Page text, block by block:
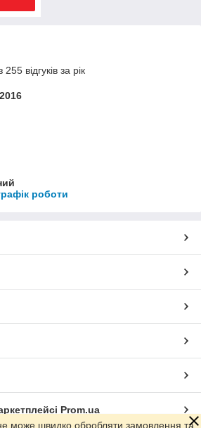
відгуків за рік
роботи
Prom.ua
може швидко обробляти замовлення та